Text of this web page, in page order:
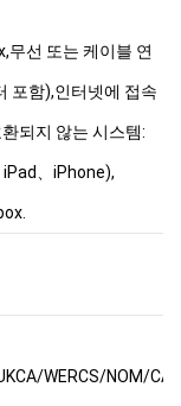
무선 또는 케이블 연
포함),인터넷에 접속
되지 않는 시스템:
、iPhone),
WERCS/NOM/CA